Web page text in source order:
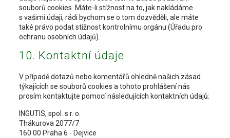
souborů cookies. Máte-li stížnost na to, jak nakládáme
s vašimi údaji, rádi bychom se o tom dozvěděli, ale máte
také právo podat stížnost kontrolnímu orgánu (Úřadu pro
ochranu osobních údajů).
10. Kontaktní údaje
V případě dotazů nebo komentářů ohledně našich zásad
týkajících se souborů cookies a tohoto prohlášení nás
prosím kontaktujte pomocí následujících kontaktních údajů:
INGUTIS, spol. s r. o.
Thákurova 2077/7
160 00 Praha 6 - Dejvice